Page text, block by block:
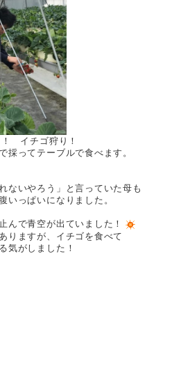
！ イチゴ狩り！
採ってテーブルで食べます。
ないやろう」と言っていた母も
いっぱいになりました。
んで青空が出ていました！
りますが、イチゴを食べて
気がしました！